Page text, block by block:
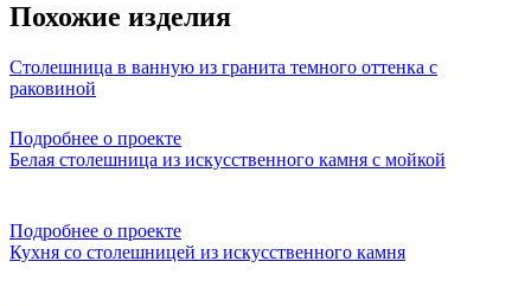
Похожие изделия
Столешница в ванную из гранита темного оттенка с
раковиной
Подробнее о проекте
Белая столешница из искусственного камня с мойкой
Подробнее о проекте
Кухня со столешницей из искусственного камня